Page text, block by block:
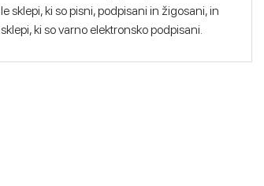
le sklepi, ki so pisni, podpisani in žigosani, in
sklepi, ki so varno elektronsko podpisani.